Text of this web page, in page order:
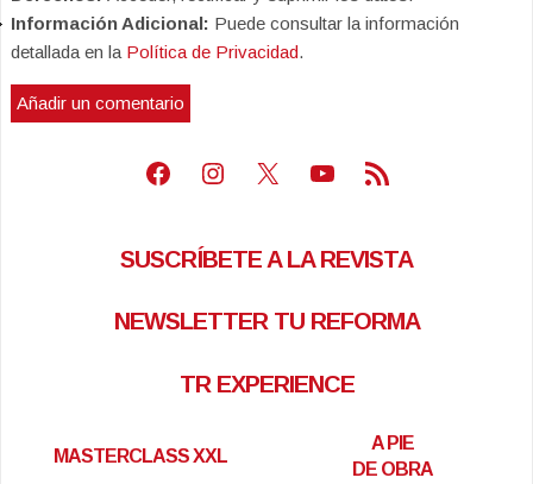
Información Adicional: Puede consultar la información
detallada en la Política de Privacidad.
Facebook
Instagram
X Youtube
Feed RSS
SUSCRÍBETE A LA REVISTA
NEWSLETTER TU REFORMA
TR EXPERIENCE
MASTERCLASS XXL
A PIE
DE OBRA